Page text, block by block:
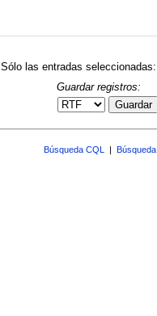
Sólo las entradas seleccionadas:
Guardar registros:
Guardar
Búsqueda CQL